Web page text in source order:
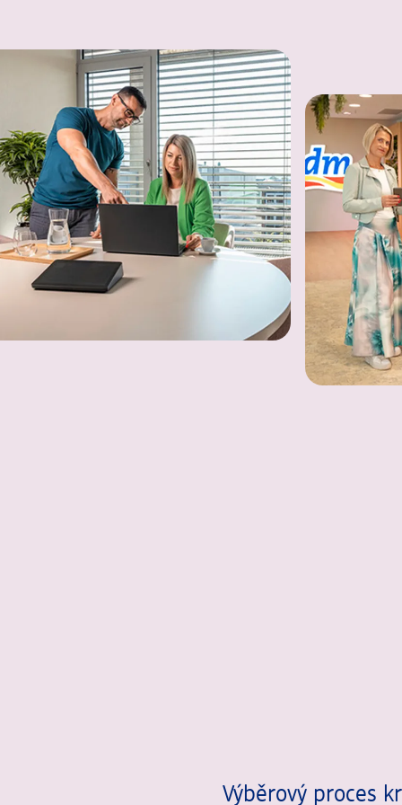
Výběrový proces